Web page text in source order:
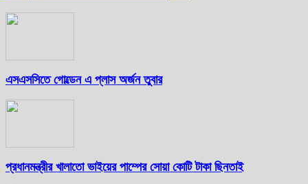
এসএসসিতে গোল্ডেন এ প্লাস অর্জন তুবার
প্রধানমন্ত্রীর খালাতো ভাইয়ের পাম্পের সোয়া কোটি টাকা ছিনতাই